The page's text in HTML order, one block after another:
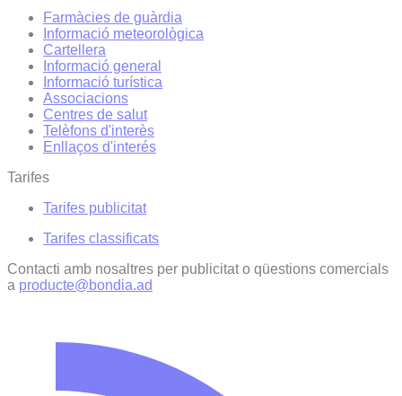
Farmàcies de guàrdia
Informació meteorològica
Cartellera
Informació general
Informació turística
Associacions
Centres de salut
Telèfons d'interès
Enllaços d'interés
Tarifes
Tarifes publicitat
Tarifes classificats
Contacti amb nosaltres per publicitat o qüestions comercials
a producte@bondia.ad